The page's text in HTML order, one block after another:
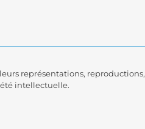
représentations, reproductions,
intellectuelle.